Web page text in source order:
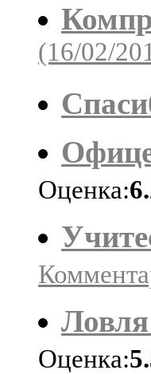
(16/02/
Оценка:
Оценка: